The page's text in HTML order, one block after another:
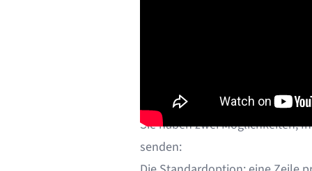
Daten in
Sie haben zwei Möglichkeiten,
senden: